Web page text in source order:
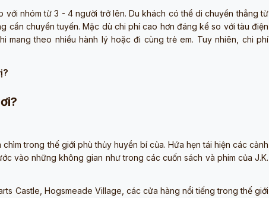
nhóm từ 3 - 4 người trở lên. Du khách có thể di chuyển thẳng từ
cần chuyển tuyến. Mặc dù chi phí cao hơn đáng kể so với tàu điện
mang theo nhiều hành lý hoặc đi cùng trẻ em. Tuy nhiên, chi phí
trong thế giới phù thủy huyền bí của. Hứa hẹn tái hiện các cảnh
vào những không gian như trong các cuốn sách và phim của J.K.
Castle, Hogsmeade Village, các cửa hàng nổi tiếng trong thế giới